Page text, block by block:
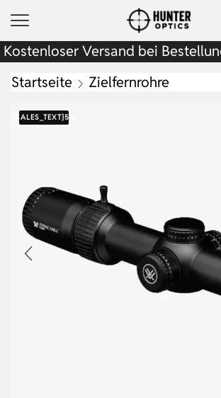
Kostenloser Versand bei
Startseite
Zielfernrohre
{SALES_TEXT}5%